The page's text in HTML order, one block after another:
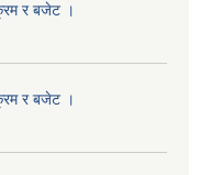
र बजेट ।
र बजेट ।